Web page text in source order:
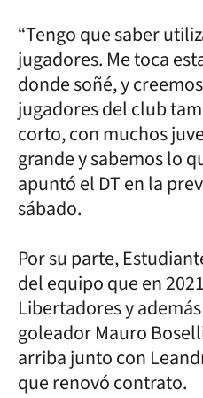
“Tengo que saber
jugadores. Me toca
donde soñé, y
jugadores del club
corto, con muchos
grande y sabemos lo
apuntó el DT en la
sábado.
Por su parte,
del equipo que en
Libertadores y
goleador Mauro
arriba junto con
que renovó contrato.